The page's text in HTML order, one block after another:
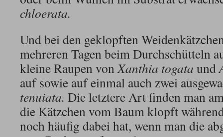
chloerata.
Und bei den geklopften
mehreren Tagen beim Durchschütteln
kleine Raupen vonXanthia togata und
auf sowie auf einmal auch zwei
tenuiata. Die letztere Art finden man
die Kätzchen vom Baum klopft
noch häufig dabei hat, wenn man die